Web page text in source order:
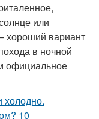
или
хороший вариант
в ночной
официальное